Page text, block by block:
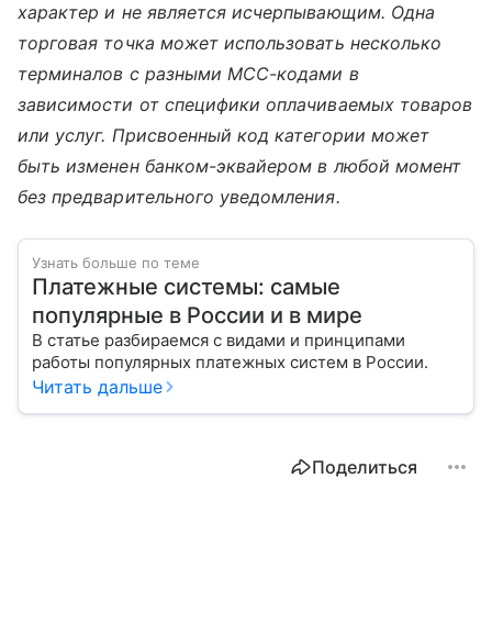
характер и не является исчерпывающим. Одна
торговая точка может использовать несколько
терминалов с разными MCC-кодами в
зависимости от специфики оплачиваемых товаров
или услуг. Присвоенный код категории может
быть изменен банком-эквайером в любой момент
без предварительного уведомления.
Узнать больше по теме
Платежные системы: самые
популярные в России и в мире
В статье разбираемся с видами и принципами
работы популярных платежных систем в России.
Читать дальше
Поделиться